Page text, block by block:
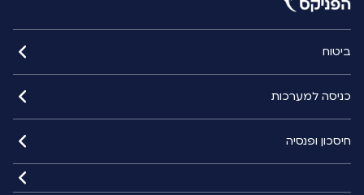
ביטוח
כניסה למערכות
חיסכון ופנסיה